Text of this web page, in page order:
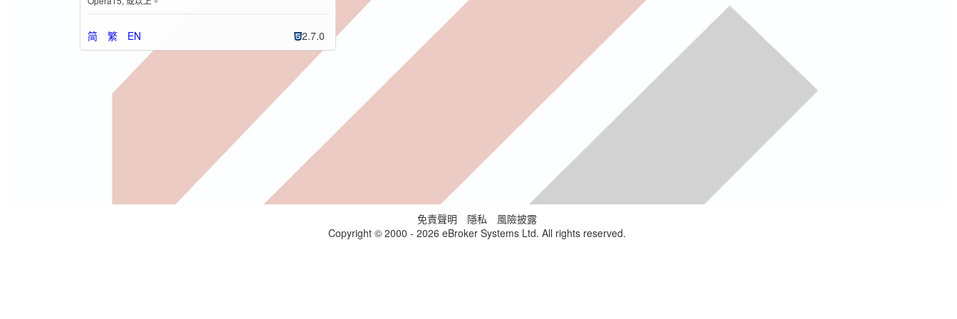
简 繁 EN 2.7.0
免責聲明 隱私
風險披露
Copyright © 2000 - 2026 eBroker Systems Ltd. All rights reserved.